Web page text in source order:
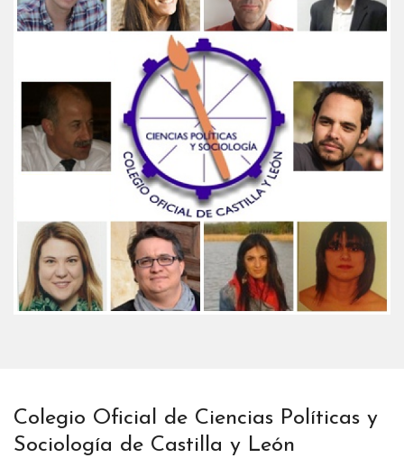
Colegio Oficial de Ciencias Políticas y
Sociología de Castilla y León